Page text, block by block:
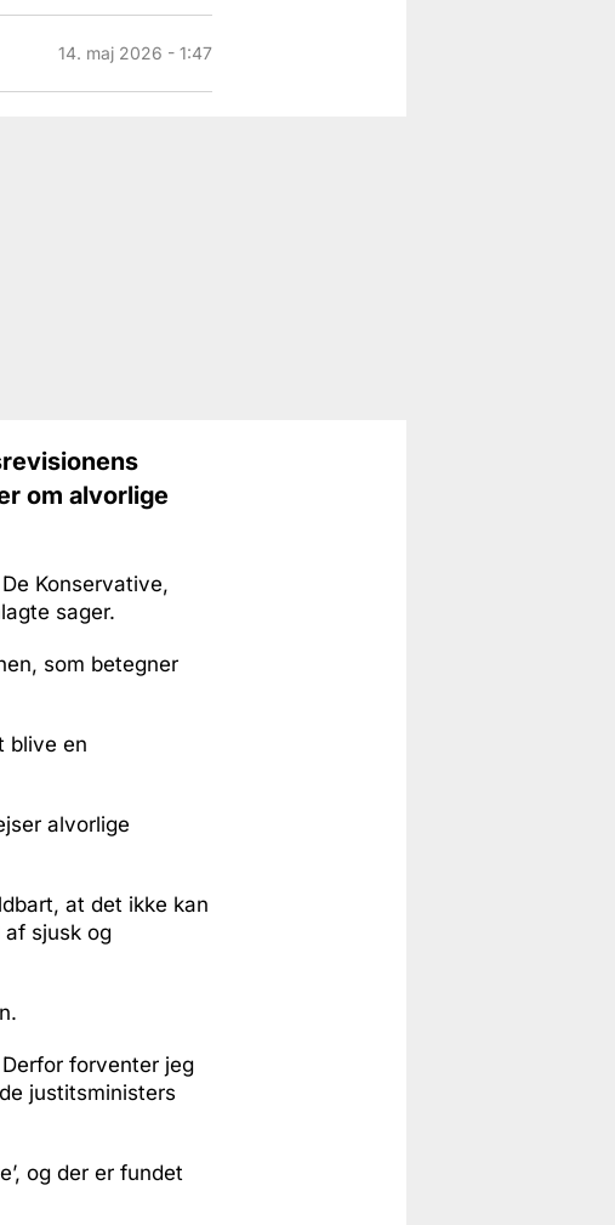
14. maj 2026 - 1:47
om alvorlige
Konservative,
sager.
som betegner
blive en
alvorlige
at det ikke kan
sjusk og
forventer jeg
justitsministers
og der er fundet